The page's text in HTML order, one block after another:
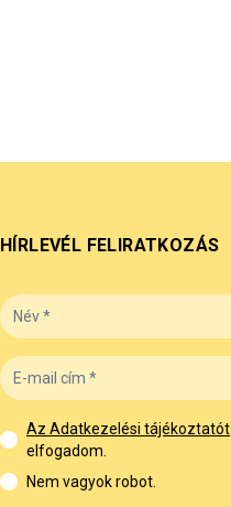
HÍRLEVÉL FELIRATKOZÁS
Az Adatkezelési tájékoztatót
elfogadom.
Nem vagyok robot.